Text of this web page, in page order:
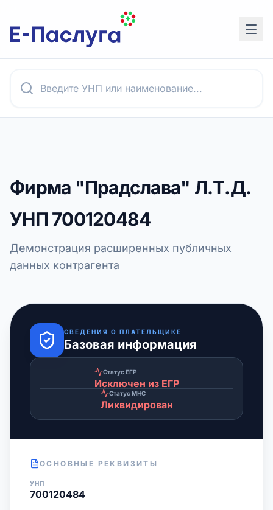
Фирма "Прадслава" Л.Т.Д.
УНП700120484
Демонстрация расширенных публичных
данных контрагента
СВЕДЕНИЯ О ПЛАТЕЛЬЩИКЕ
Базовая информация
Статус ЕГР
Исключен из ЕГР
Статус МНС
Ликвидирован
ОСНОВНЫЕ РЕКВИЗИТЫ
УНП
700120484